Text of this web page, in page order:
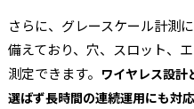
さらに、グレースケール計測
備えており、穴、スロット、
測定できます。 ワイヤレス設計
選ばず長時間の連続運用にも対応